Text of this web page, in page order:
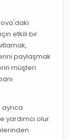
etkili bir
paylaşmak
müşteri
olur.